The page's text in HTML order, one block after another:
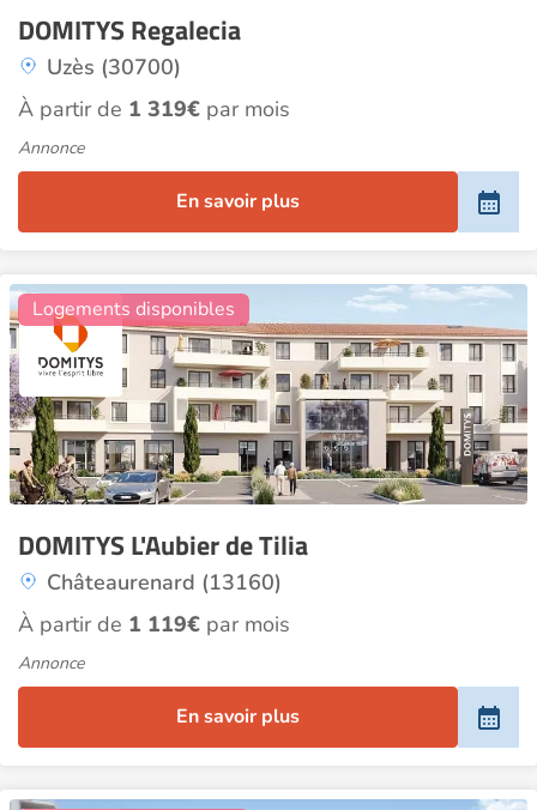
DOMITYS Regalecia
Uzès (30700)
À partir de 1 319€ par mois
Annonce
En savoir plus
DOMITYS L'Aubier de Tilia
Châteaurenard (13160)
Logements disponibles
À partir de 1 119€ par mois
Annonce
En savoir plus